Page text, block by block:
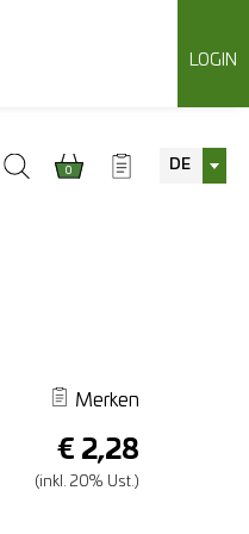
LOGIN
0 DE
Merken
€ 2,28
(inkl. 20% Ust.)